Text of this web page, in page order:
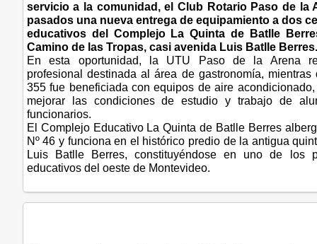
servicio a la comunidad, el Club Rotario Paso de la
pasados una nueva entrega de equipamiento a dos
educativos del Complejo La Quinta de Batlle
Camino de las Tropas, casi avenida Luis Batlle Berres.
En esta oportunidad, la UTU Paso de la Arena
profesional destinada al área de gastronomía, mientras
355 fue beneficiada con equipos de aire
mejorar las condiciones de estudio y trabajo de
funcionarios.
El Complejo Educativo La Quinta de Batlle Berres
Nº 46 y funciona en el histórico predio de la antigua
Luis Batlle Berres, constituyéndose en uno de los
educativos del oeste de Montevideo.